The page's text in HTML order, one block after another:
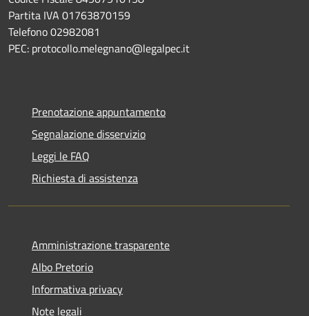
Partita IVA 01763870159
Telefono 02982081
PEC: protocollo.melegnano@legalpec.it
Prenotazione appuntamento
Segnalazione disservizio
Leggi le FAQ
Richiesta di assistenza
Amministrazione trasparente
Albo Pretorio
Informativa privacy
Note legali